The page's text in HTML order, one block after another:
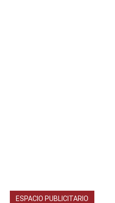
ESPACIO PUBLICITARIO